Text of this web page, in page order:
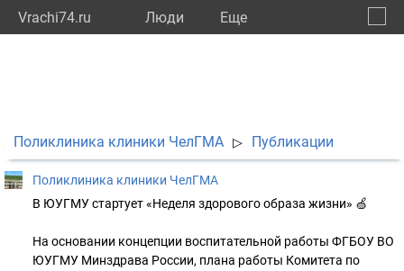
Vrachi74.ru Люди Eще
Поликлиника клиники ЧелГМА ▷ Публикации
Поликлиника клиники ЧелГМА
В ЮУГМУ стартует «Неделя здорового образа жизни» 🍏
На основании концепции воспитательной работы ФГБОУ ВО
ЮУГМУ Минздрава России, плана работы Комитета по